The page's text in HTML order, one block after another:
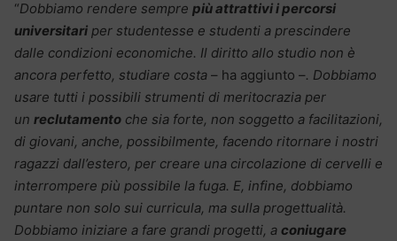
“Dobbiamo rendere sempre più attrattivi i percorsi
universitari per studentesse e studenti a prescindere
dalle condizioni economiche. Il diritto allo studio non è
ancora perfetto, studiare costa – ha aggiunto –. Dobbiamo
usare tutti i possibili strumenti di meritocrazia per
un reclutamento che sia forte, non soggetto a facilitazioni,
di giovani, anche, possibilmente, facendo ritornare i nostri
ragazzi dall’estero, per creare una circolazione di cervelli e
interrompere più possibile la fuga. E, infine, dobbiamo
puntare non solo sui curricula, ma sulla progettualità.
Dobbiamo iniziare a fare grandi progetti, a coniugare